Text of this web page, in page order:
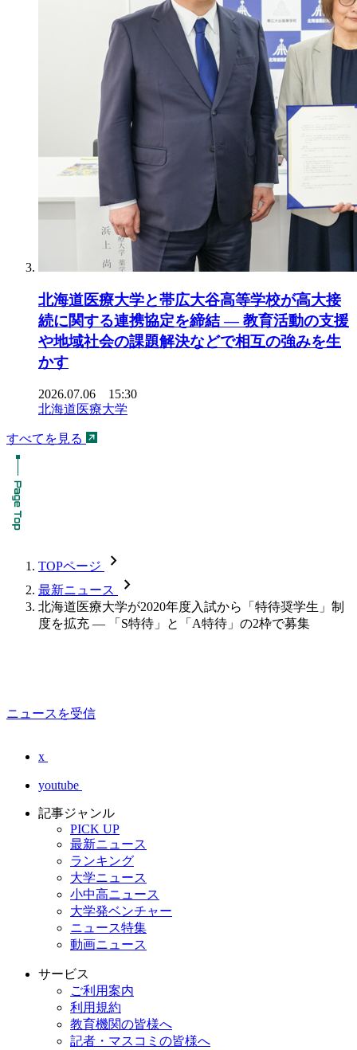
北海道医療大学と帯広大谷高等学校が高大接
続に関する連携協定を締結 ― 教育活動の支援
や地域社会の課題解決などで相互の強みを生
かす
2026.07.06 15:30
北海道医療大学
すべてを見る
TOPページ chevron_forward
最新ニュース chevron_forward
北海道医療大学が2020年度入試から「特待奨学生」制
度を拡充 — 「S特待」と「A特待」の2枠で募集
ニュースを受信
x
youtube
記事ジャンル
PICK UP
最新ニュース
ランキング
大学ニュース
小中高ニュース
大学発ベンチャー
ニュース特集
動画ニュース
サービス
ご利用案内
利用規約
教育機関の皆様へ
記者・マスコミの皆様へ